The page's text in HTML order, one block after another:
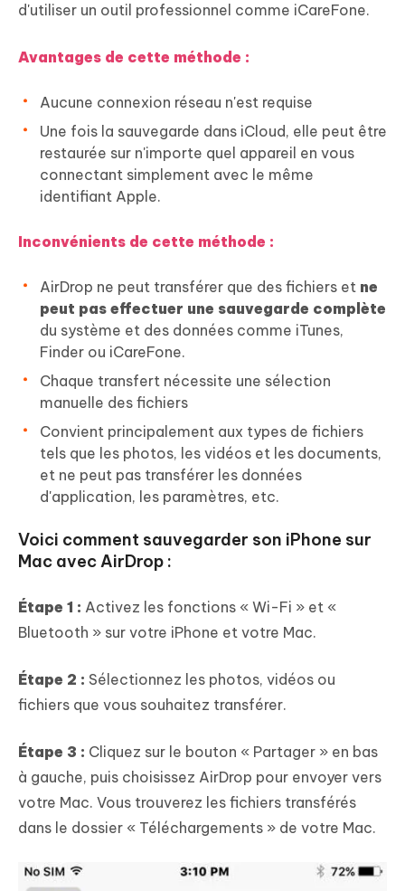
d'utiliser un outil professionnel comme iCareFone.
Avantages de cette méthode :
Aucune connexion réseau n'est requise
Une fois la sauvegarde dans iCloud, elle peut être
restaurée sur n'importe quel appareil en vous
connectant simplement avec le même
identifiant Apple.
Inconvénients de cette méthode :
AirDrop ne peut transférer que des fichiers et ne
peut pas effectuer une sauvegarde complète
du système et des données comme iTunes,
Finder ou iCareFone.
Chaque transfert nécessite une sélection
manuelle des fichiers
Convient principalement aux types de fichiers
tels que les photos, les vidéos et les documents,
et ne peut pas transférer les données
d'application, les paramètres, etc.
Voici comment sauvegarder son iPhone sur
Mac avec AirDrop :
Étape 1 : Activez les fonctions « Wi-Fi » et «
Bluetooth » sur votre iPhone et votre Mac.
Étape 2 : Sélectionnez les photos, vidéos ou
fichiers que vous souhaitez transférer.
Étape 3 : Cliquez sur le bouton « Partager » en bas
à gauche, puis choisissez AirDrop pour envoyer vers
votre Mac. Vous trouverez les fichiers transférés
dans le dossier « Téléchargements » de votre Mac.